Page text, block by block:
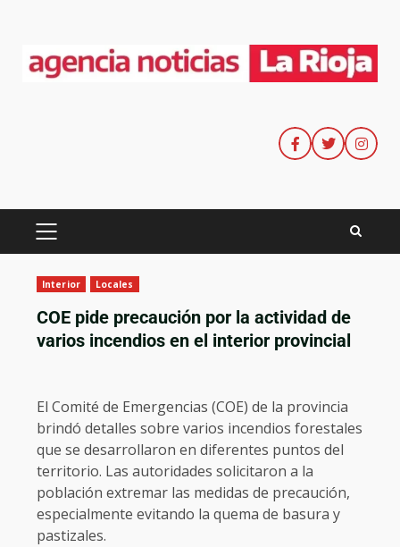
Interior Locales
COE pide precaución por la actividad de
varios incendios en el interior provincial
El Comité de Emergencias (COE) de la provincia
brindó detalles sobre varios incendios forestales
que se desarrollaron en diferentes puntos del
territorio. Las autoridades solicitaron a la
población extremar las medidas de precaución,
especialmente evitando la quema de basura y
pastizales.